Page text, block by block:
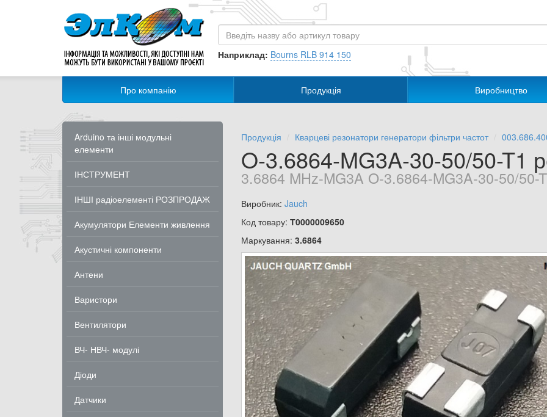
Наприклад: Bourns RLB 914 150
Про компанію Продукція Виробництво
Arduino та інші модульні
елементи
ІНСТРУМЕНТ
ІНШІ радіоелементі РОЗПРОДАЖ
Акумулятори Елементи живлення
Акустичні компоненти
Антени
Варистори
Вентилятори
ВЧ- НВЧ- модулі
Діоди
Датчики
Продукція Кварцеві резонатори генератори фільтри частот
O-3.6864-MG3A-30-50/50-T1
3.6864 MHz-MG3A O-3.6864-MG3A-30-50/50-
Виробник: Jauch
Код товару: Т0000009650
Маркування: 3.6864